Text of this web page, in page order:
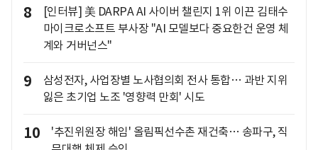
8
[인터뷰] 美 DARPA AI 사이버 챌린지 1위 이끈 김태수
마이크로소프트 부사장 "AI 모델보다 중요한건 운영 체
계와 거버넌스"
9
삼성전자, 사업장별 노사협의회 전사 통합… 과반 지위
잃은 초기업 노조 '영향력 만회' 시도
10
'추진위원장 해임' 올림픽선수촌 재건축… 송파구, 직